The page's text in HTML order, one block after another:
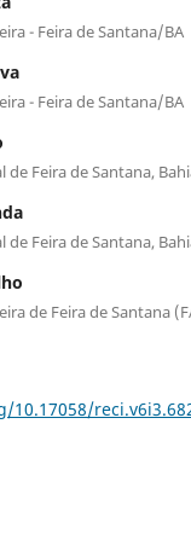
- Feira de Santana/BA
- Feira de Santana/BA
Feira de Santana,
Feira de Santana,
de Feira de Santana